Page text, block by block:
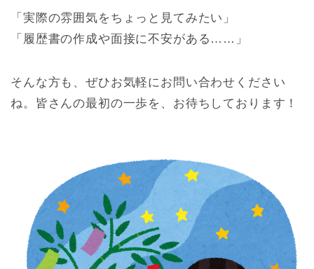
「実際の雰囲気をちょっと見てみたい」
「履歴書の作成や面接に不安がある……」
そんな方も、ぜひお気軽にお問い合わせください
ね。皆さんの最初の一歩を、お待ちしております！